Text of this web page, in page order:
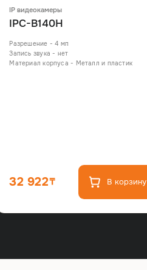
IP видеокамеры
IPC-B140H
Разрешение - 4 мп
Запись звука - нет
Материал корпуса - Металл и пластик
32 922 В корзину